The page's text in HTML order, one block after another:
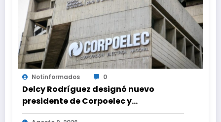
Notinformados 0
Delcy Rodríguez designó nuevo
presidente de Corpoelec y
viceministro eléctrico para ‘la